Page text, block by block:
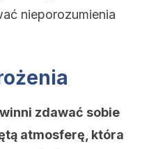
nieporozumienia
zdawać sobie
atmosferę, która